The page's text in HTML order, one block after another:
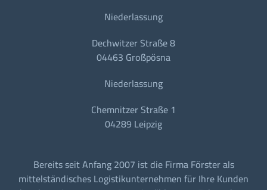
Niederlassung
Dechwitzer Straße 8
04463 Großpösna
Niederlassung
Chemnitzer Straße 1
04289 Leipzig
Bereits seit Anfang 2007 ist die Firma Förster als
mittelständisches Logistikunternehmen für Ihre Kunden